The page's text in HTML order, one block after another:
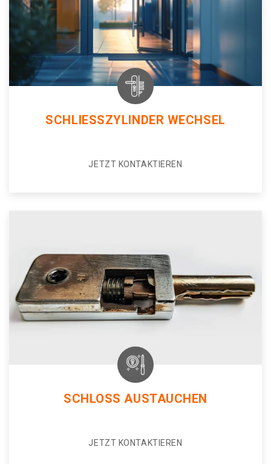
SCHLIESSZYLINDER WECHSEL
JETZT KONTAKTIEREN
SCHLOSS AUSTAUCHEN
JETZT KONTAKTIEREN